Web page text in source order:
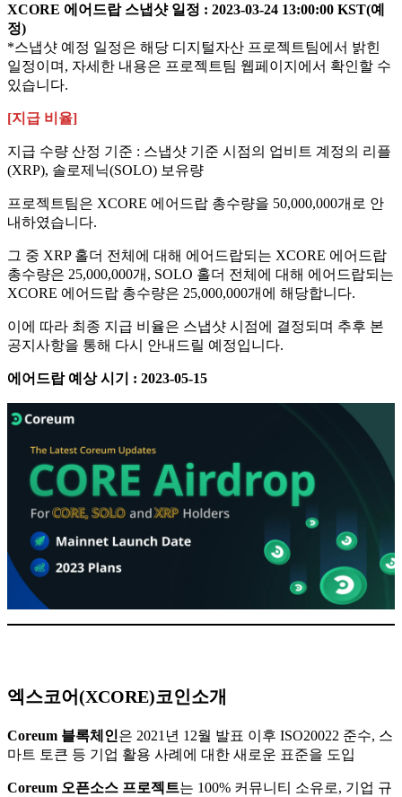
XCORE 에어드랍 스냅샷 일정 : 2023-03-24 13:00:00 KST(예
정)
*스냅샷 예정 일정은 해당 디지털자산 프로젝트팀에서 밝힌
일정이며, 자세한 내용은 프로젝트팀 웹페이지에서 확인할 수
있습니다.​
[지급 비율]
지급 수량 산정 기준 : 스냅샷 기준 시점의 업비트 계정의 리플
(XRP), 솔로제닉(SOLO) 보유량
프로젝트팀은 XCORE 에어드랍 총수량을 50,000,000개로 안
내하였습니다.
그 중 XRP 홀더 전체에 대해 에어드랍되는 XCORE 에어드랍
총수량은 25,000,000개, SOLO 홀더 전체에 대해 에어드랍되는
XCORE 에어드랍 총수량은 25,000,000개에 해당합니다.
이에 따라 최종 지급 비율은 스냅샷 시점에 결정되며 추후 본
공지사항을 통해 다시 안내드릴 예정입니다.
에어드랍 예상 시기 : 2023-05-15
엑스코어(XCORE)코인소개
Coreum 블록체인은 2021년 12월 발표 이후 ISO20022 준수, 스
마트 토큰 등 기업 활용 사례에 대한 새로운 표준을 도입​
Coreum 오픈소스 프로젝트는 100% 커뮤니티 소유로, 기업 규